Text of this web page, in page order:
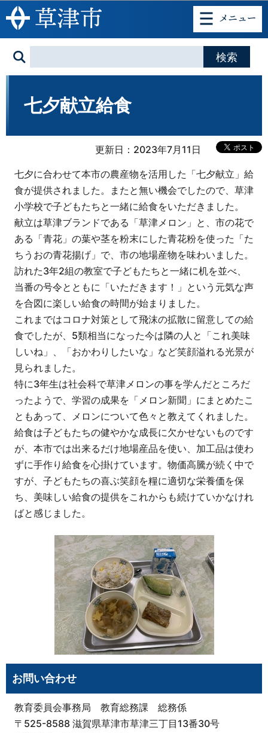
このページの本文へ移動
七夕献立給食
更新日：2023年7月11日
七夕に合わせて本市の農産物を活用した「七夕献立」給
食が提供されました。またと無い機会でしたので、草津
小学校で子どもたちと一緒に給食をいただきました。
献立は草津ブランドである「草津メロン」と、市の花で
ある「青花」の葉や茎を粉末にした青花粉を使った「た
ちうおの青花揚げ」で、市の地場産物を味わいました。
訪れた3年2組の教室で子どもたちと一緒に机を並べ、
当番の号令とともに「いただきます！」という元気な声
を合図に楽しい給食の時間が始まりました。
これまではコロナ対策として飛沫の拡散に留意しての給
食でしたが、5類相当になった今は隣の人と「これ美味
しいね」、「おかわりしたいな」など笑顔溢れる光景が
見られました。
特に3年生は社会科で草津メロンの事を学んだところだ
ったようで、学習の成果を「メロン新聞」にまとめたこ
ともあって、メロンについて色々と教えてくれました。
給食は子どもたちの健やかな成長に欠かせないものです
が、本市では出来るだけ地場産品を使い、加工品は使わ
ずに手作り給食を心掛けています。物価高騰が続く中で
すが、子どもたちの喜ぶ笑顔を糧に適切な栄養価を保
ち、美味しい給食の提供をこれからも続けていかなけれ
ばと感じました。
お問い合わせ
教育委員会事務局 教育総務課 総務係
〒525-8588 滋賀県草津市草津三丁目13番30号